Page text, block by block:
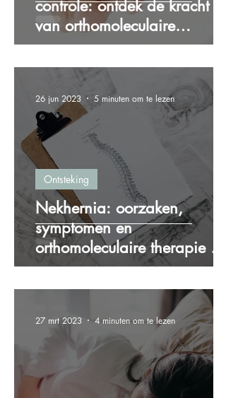
controle: ontdek de kracht
van orthomoleculaire
therapie bij jicht
Nekhernia: oorzaken,
symptomen en
orthomoleculaire therapie als
oplossing
Ontsteking
26 jun 2023 5 minuten om te lezen
27 mrt 2023 4 minuten om te lezen